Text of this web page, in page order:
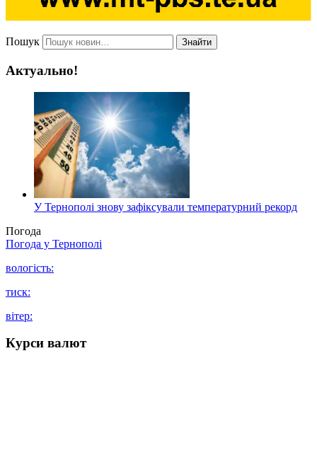
Пошук Знайти
Актуально!
У Тернополі знову зафіксували температурний рекорд
Погода
Погода у Тернополі
вологість:
тиск:
вітер:
Курси валют